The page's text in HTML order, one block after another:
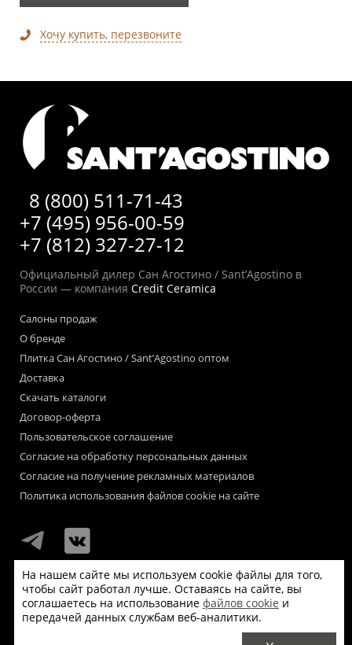
Хочу купить, перезвоните
8 (800) 511-71-43
+7 (495) 956-00-59
+7 (812) 327-27-12
Официальный дилер Сан Агостино / Sant’Agostino в
России — компания Credit Ceramica
Салоны продаж
О бренде
Плитка Сан Агостино / Sant’Agostino оптом
Доставка
Скачать каталоги
Договор-оферта
Пользовательское соглашение
Согласие на обработку персональных данных
Согласие на получение рекламных материалов
Политика использования файлов cookie на сайте
Мы используем файлы «cookie» для функционирования сайта.
Если Вас это не устраивает, пожалуйста, покиньте сайт.
На нашем сайте мы используем cookie файлы для того,
чтобы сайт работал лучше. Оставаясь на сайте, вы
соглашаетесь на использование файлов cookie и
передачей данных службам веб-аналитики.